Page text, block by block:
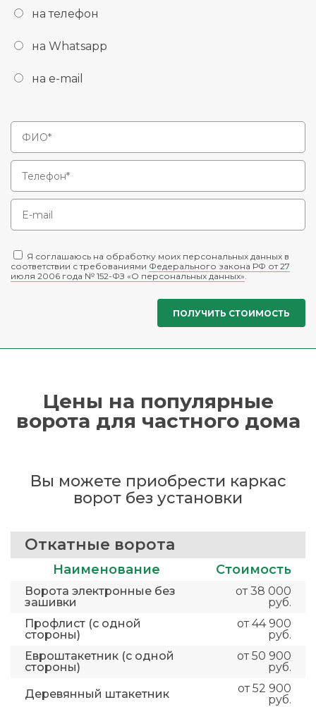
на телефон
на Whatsapp
на e-mail
Я соглашаюсь на обработку моих персональных данных в
соответствии с требованиями Федерального закона РФ от 27
июля 2006 года № 152-ФЗ «О персональных данных».
Цены на популярные
ворота для частного дома
Вы можете приобрести каркас
ворот без установки
Откатные ворота
Наименование Стоимость
Ворота электронные без
зашивки
от 38 000
руб.
Профлист (с одной
стороны)
от 44 900
руб.
Евроштакетник (с одной
стороны)
от 50 900
руб.
Деревянный штакетник
от 52 900
руб.